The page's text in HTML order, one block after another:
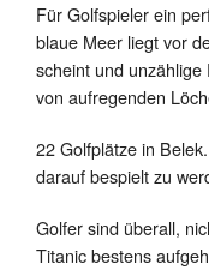
Für Golfspieler ein
blaue Meer liegt vor
scheint und
von aufregenden
22 Golfplätze in
darauf bespielt zu
Golfer sind überall,
Titanic bestens